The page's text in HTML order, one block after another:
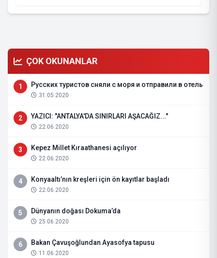
ÇOK OKUNANLAR
1 Русских туристов сняли с моря и отправили в отель
31.05.2020
2 YAZICI: "ANTALYA'DA SINIRLARI AŞACAĞIZ..."
22.06.2020
3 Kepez Millet Kıraathanesi açılıyor
22.06.2020
4 Konyaaltı’nın kreşleri için ön kayıtlar başladı
22.06.2020
5 Dünyanın doğası Dokuma’da
25.06.2020
6 Bakan Çavuşoğlundan Ayasofya tapusu
11.06.2020